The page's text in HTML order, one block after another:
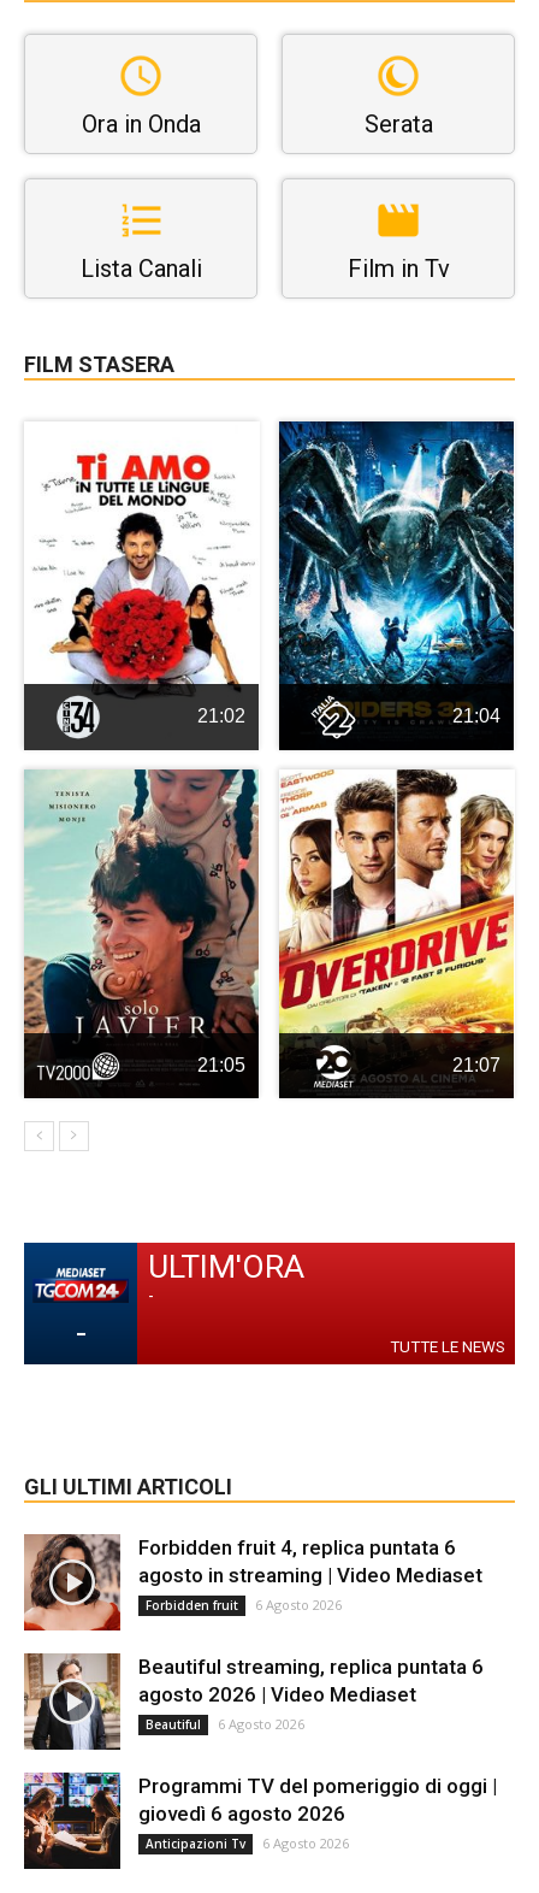
Ora in Onda Serata
Lista Canali Film in Tv
FILM STASERA
21:02 21:04
21:05 21:07
-
ULTIM'ORA
-
TUTTE LE NEWS
GLI ULTIMI ARTICOLI
Forbidden fruit 4, replica puntata 6
agosto in streaming | Video Mediaset
Forbidden fruit 6 Agosto 2026
Beautiful streaming, replica puntata 6
agosto 2026 | Video Mediaset
Beautiful 6 Agosto 2026
Programmi TV del pomeriggio di oggi |
giovedì 6 agosto 2026
Anticipazioni Tv 6 Agosto 2026